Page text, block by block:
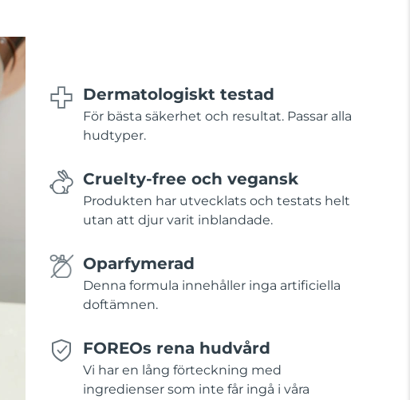
Dermatologiskt testad
För bästa säkerhet och resultat. Passar alla
hudtyper.
Cruelty-free och vegansk
Produkten har utvecklats och testats helt
utan att djur varit inblandade.
Oparfymerad
Denna formula innehåller inga artificiella
doftämnen.
FOREOs rena hudvård
Vi har en lång förteckning med
ingredienser som inte får ingå i våra